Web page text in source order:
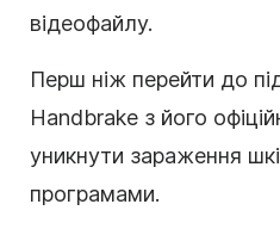
відеофайлу.
Перш ніж перейти до
Handbrake з його
уникнути зараження
програмами.